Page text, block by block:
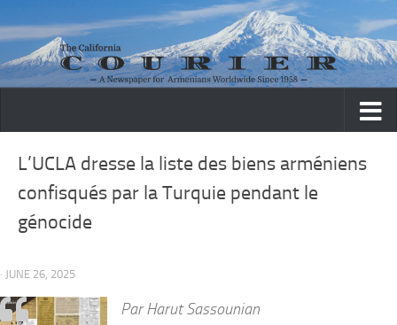
Skip to content
L’UCLA dresse la liste des biens arméniens
confisqués par la Turquie pendant le
génocide
· JUNE 26, 2025
Par Harut Sassounian